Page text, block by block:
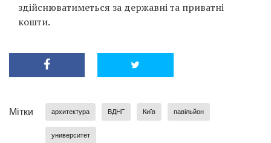
здійснюватиметься за державні та приватні
кошти.
Мітки архитектура ВДНГ Київ павільйон
университет